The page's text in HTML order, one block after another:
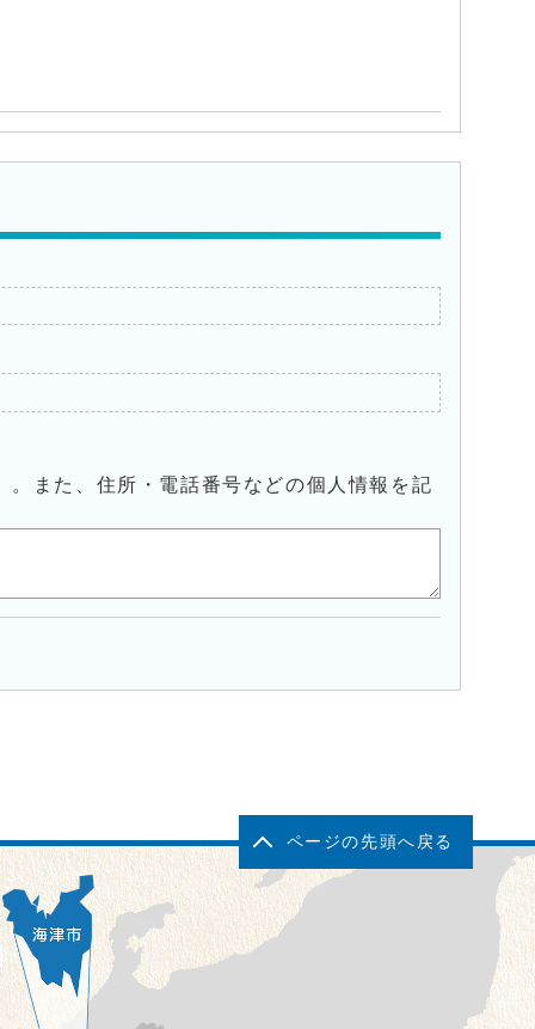
。また、住所・電話番号などの個人情報を記
ページの先頭へ戻る